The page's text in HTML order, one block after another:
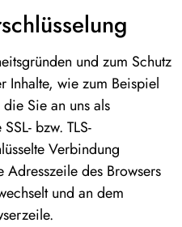
und zum Schutz
Inhalte, wie zum Beispiel
Sie an uns als
bzw. TLS-
Verbindung
des Browsers
und an dem